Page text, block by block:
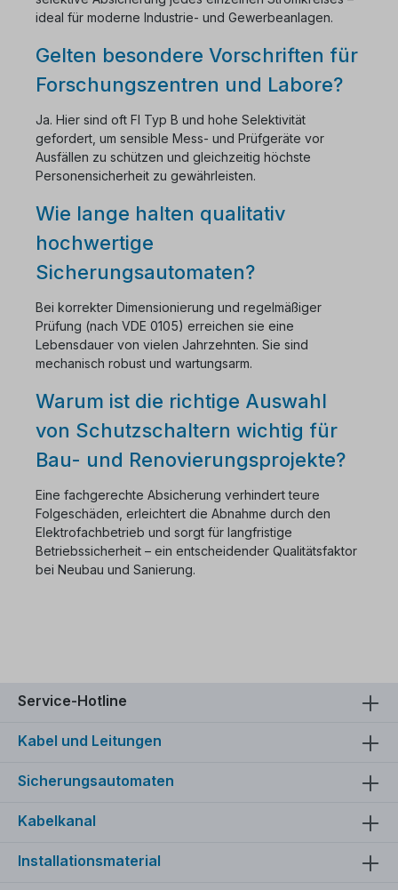
ideal für moderne Industrie- und Gewerbeanlagen.
Gelten besondere Vorschriften für
Forschungszentren und Labore?
Ja. Hier sind oft FI Typ B und hohe Selektivität
gefordert, um sensible Mess- und Prüfgeräte vor
Ausfällen zu schützen und gleichzeitig höchste
Personensicherheit zu gewährleisten.
Wie lange halten qualitativ
hochwertige
Sicherungsautomaten?
Bei korrekter Dimensionierung und regelmäßiger
Prüfung (nach VDE 0105) erreichen sie eine
Lebensdauer von vielen Jahrzehnten. Sie sind
mechanisch robust und wartungsarm.
Warum ist die richtige Auswahl
von Schutzschaltern wichtig für
Bau- und Renovierungsprojekte?
Eine fachgerechte Absicherung verhindert teure
Folgeschäden, erleichtert die Abnahme durch den
Elektrofachbetrieb und sorgt für langfristige
Betriebssicherheit – ein entscheidender Qualitätsfaktor
bei Neubau und Sanierung.
Service-Hotline
Kabel und Leitungen
Sicherungsautomaten
Kabelkanal
Installationsmaterial